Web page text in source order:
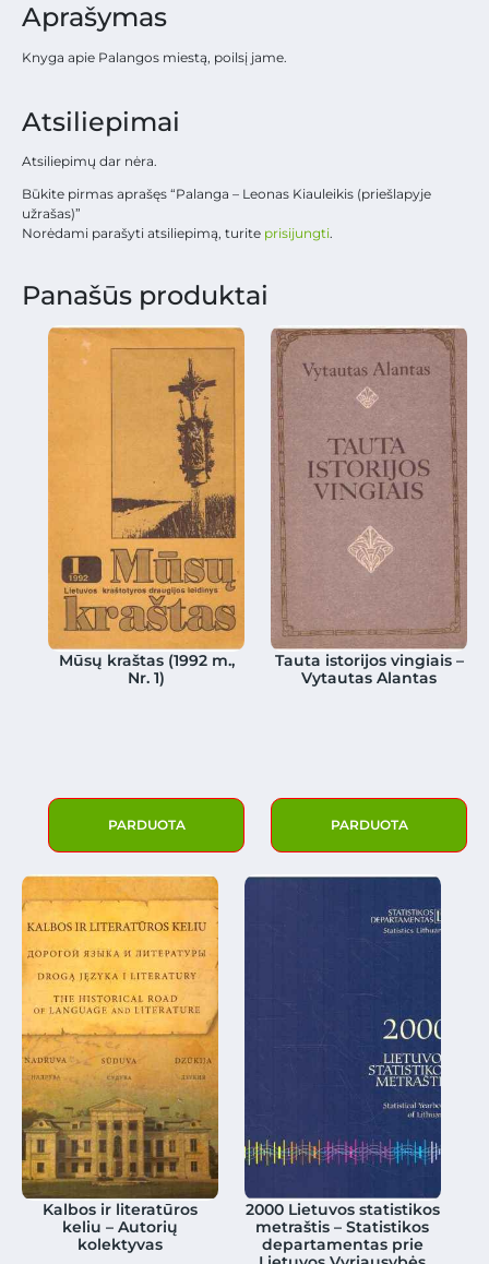
Aprašymas
Knyga apie Palangos miestą, poilsį jame.
Atsiliepimai
Atsiliepimų dar nėra.
Būkite pirmas aprašęs “Palanga – Leonas Kiauleikis (priešlapyje
užrašas)”
Norėdami parašyti atsiliepimą, turite prisijungti.
Panašūs produktai
Mūsų kraštas (1992 m.,
Nr. 1)
PARDUOTA
Tauta istorijos vingiais –
Vytautas Alantas
PARDUOTA
Kalbos ir literatūros
keliu – Autorių
kolektyvas
2000 Lietuvos statistikos
metraštis – Statistikos
departamentas prie